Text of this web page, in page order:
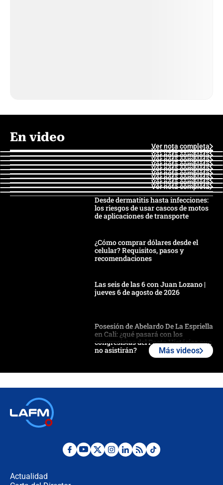
En video
Ver nota completa
Ver nota completa
Ver nota completa
Ver nota completa
Ver nota completa
Ver nota completa
Ver nota completa
Ver nota completa
Ver nota completa
Ver nota completa
Desde dermatitis hasta infecciones:
los riesgos de usar cascos de motos
de aplicaciones de transporte
¿Cómo comprar dólares desde el
celular? Requisitos, pasos y
recomendaciones
Las seis de las 6 con Juan Lozano |
jueves 6 de agosto de 2026
Posesión de Abelardo De La Espriella
en Cali: ¿qué pasará con los
congresistas del Pacto Histórico que
no asistirán?
¿Por qué De la Espriella gobernará
Más videos
Actualidad